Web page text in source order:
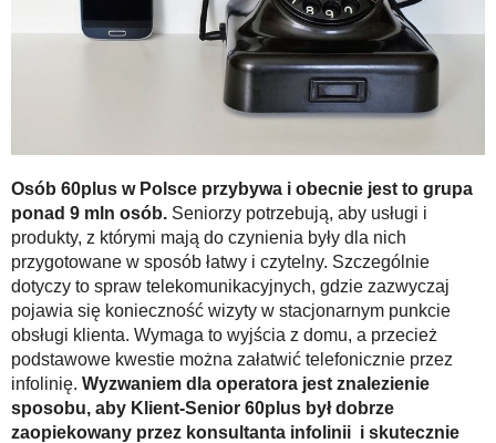
Osób 60plus w Polsce przybywa i obecnie jest to grupa
ponad 9 mln osób. Seniorzy potrzebują, aby usługi i
produkty, z którymi mają do czynienia były dla nich
przygotowane w sposób łatwy i czytelny. Szczególnie
dotyczy to spraw telekomunikacyjnych, gdzie zazwyczaj
pojawia się konieczność wizyty w stacjonarnym punkcie
obsługi klienta. Wymaga to wyjścia z domu, a przecież
podstawowe kwestie można załatwić telefonicznie przez
infolinię. Wyzwaniem dla operatora jest znalezienie
sposobu, aby Klient-Senior 60plus był dobrze
zaopiekowany przez konsultanta infolinii i skutecznie